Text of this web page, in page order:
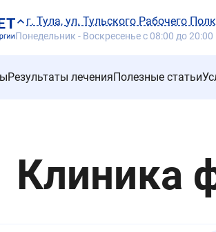
г. Тула, ул. Тульского Рабочего
Понедельник - Воскресенье с 08:00 до 20:00
Результаты леченияПолезные статьи
Клиника